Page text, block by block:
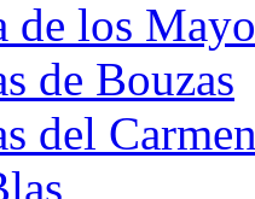
de los
de Bouzas
del